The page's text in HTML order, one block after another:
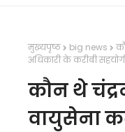
मुख्यपृष्ठ big news
अधिकारी के करीबी
कौन थे
वायुसेना